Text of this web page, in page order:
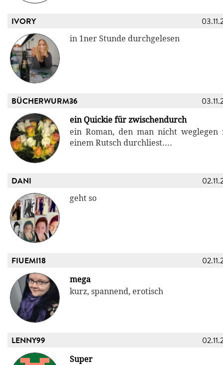
IVORY
in 1ner Stunde durchgelesen
BÜCHERWURM36
ein Quickie für zwischendurch
ein Roman, den man nicht weglegen
einem Rutsch durchliest....
DANI
geht so
FIUEMI18
mega
kurz, spannend, erotisch
LENNY99
Super